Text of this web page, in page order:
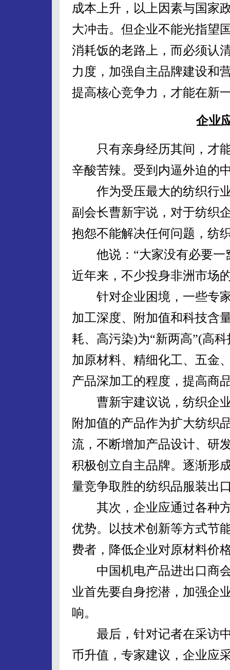
成本上升，以上因素与国家
大冲击。但企业不能光指望
消耗饭的老路上，而必须认
力度，加强自主品牌建设和
提高核心竞争力，才能在新
企业
只有亲身经历其间，才能
辛酸苦辣。受到内逼外迫的
作为受压最大的纺织行业
副会长曹新宇说，对于纺织
抱怨不能解决任何问题，纺
他说：“大家没有必要一
近年来，不少投身非洲市场
针对企业困境，一些专家
加工深度、附加值和科技含
耗、高污染)为“新两高”(高
加原材料、精细化工、五金
产品深加工的程度，提高商
曹新宇建议说，纺织企业
附加值的产品作为扩大纺织
流，不断增加产品设计、研
积极创立自主品牌。逐渐形
量竞争取胜的纺织品服装出
其次，企业应通过各种方
优势。以技术创新等方式节
费者，降低企业对原材料价
中国机电产品进出口商会
业首先要自身挖潜，加强企
响。
最后，针对记者在采访中
币升值，专家建议，企业应